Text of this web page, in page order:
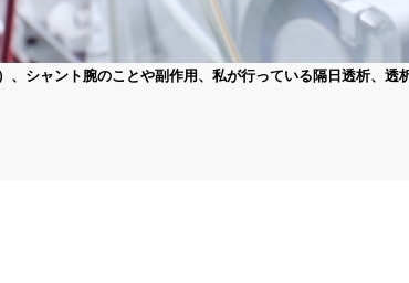
シャント腕のことや副作用、私が行っている隔日透析、透